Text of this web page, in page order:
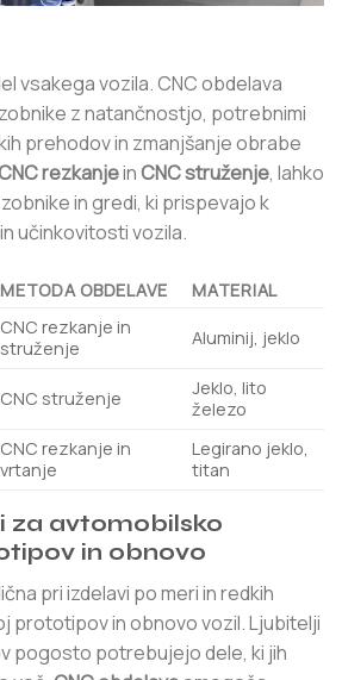
vsakega vozila. CNC obdelava
z natančnostjo, potrebnimi
prehodov in zmanjšanje obrabe
rezkanjeinCNC struženje, lahko
in gredi, ki prispevajo k
učinkovitosti vozila.
METODA OBDELAVE MATERIAL
CNC rezkanje in
struženje
Aluminij, jeklo
CNC struženje
Jeklo, lito
železo
CNC rezkanje in
vrtanje
Legirano jeklo,
titan
za avtomobilsko
in obnovo
pri izdelavi po meri in redkih
prototipov in obnovo vozil. Ljubitelji
pogosto potrebujejo dele, ki jih